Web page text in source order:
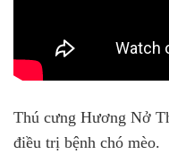
Thú cưng Hương Nở
điều trị bệnh chó mèo.